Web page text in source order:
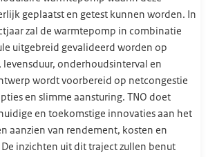
geplaatst en getest kunnen worden. In
zal de warmtepomp in combinatie
uitgebreid gevalideerd worden op
onderhoudsinterval en
wordt voorbereid op netcongestie
en slimme aansturing. TNO doet
en toekomstige innovaties aan het
aanzien van rendement, kosten en
inzichten uit dit traject zullen benut